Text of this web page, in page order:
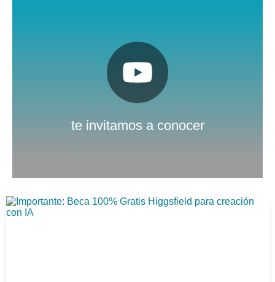
te invitamos a conocer
Pulsa aquí